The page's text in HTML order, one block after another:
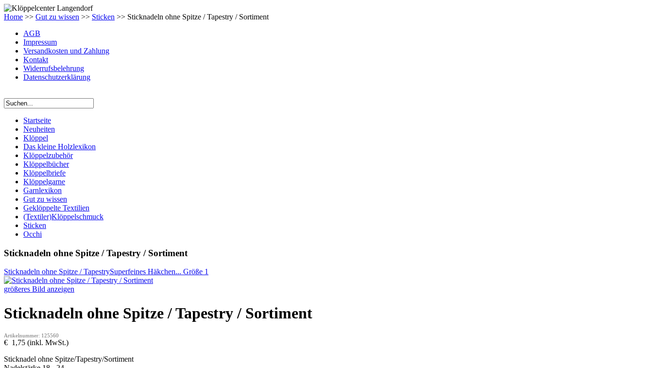
Home >> Gut zu wissen >> Sticken >> Sticknadeln ohne Spitze / Tapestry / Sortiment
AGB
Impressum
Versandkosten und Zahlung
Kontakt
Widerrufsbelehrung
Datenschutzerklärung
Startseite
Neuheiten
Klöppel
Das kleine Holzlexikon
Klöppelzubehör
Klöppelbücher
Klöppelbriefe
Klöppelgarne
Garnlexikon
Gut zu wissen
Geklöppelte Textilien
(Textiler)Klöppelschmuck
Sticken
Occhi
Sticknadeln ohne Spitze / Tapestry / Sortiment
Sticknadeln ohne Spitze / TapestrySuperfeines Häkchen... Größe 1
größeres Bild anzeigen
Sticknadeln ohne Spitze / Tapestry / Sortiment
Artikelnummer: 125560
€ 1,75 (inkl. MwSt.)
Sticknadel ohne Spitze/Tapestry/Sortiment